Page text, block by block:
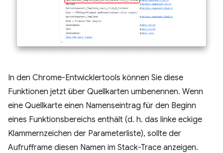
In den Chrome-Entwicklertools können Sie diese
Funktionen jetzt über Quellkarten umbenennen. Wenn
eine Quellkarte einen Namenseintrag für den Beginn
eines Funktionsbereichs enthält (d. h. das linke eckige
Klammernzeichen der Parameterliste), sollte der
Aufrufframe diesen Namen im Stack-Trace anzeigen.